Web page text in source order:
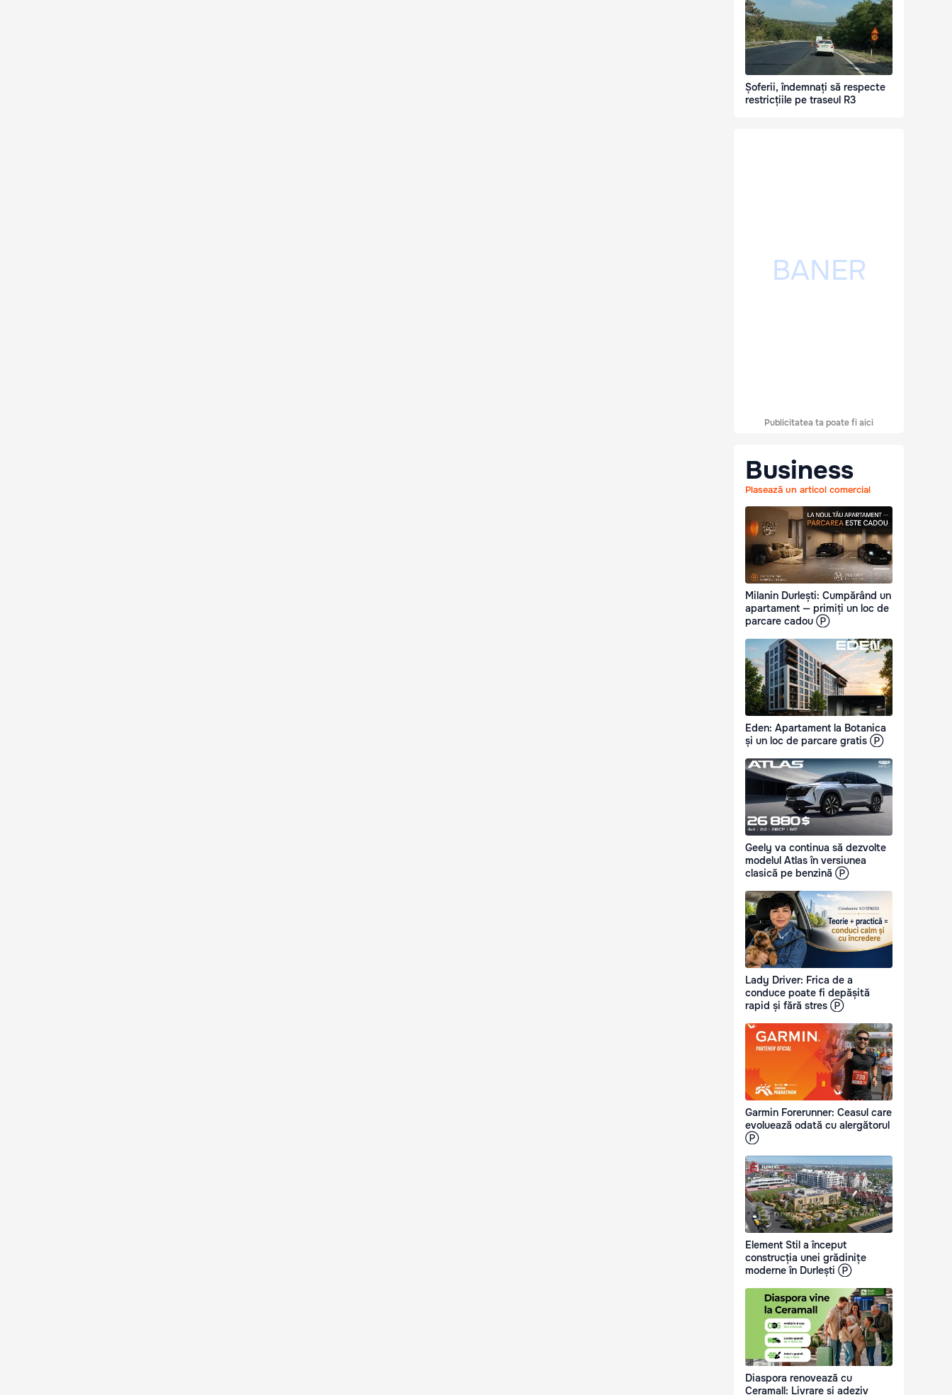
Șoferii, îndemnați să respecte
restricțiile pe traseul R3
Publicitatea ta poate fi aici
Business
Plasează un articol comercial
Milanin Durlești: Cumpărând un
apartament — primiți un loc de
parcare cadou Ⓟ
Eden: Apartament la Botanica
și un loc de parcare gratis Ⓟ
Geely va continua să dezvolte
modelul Atlas în versiunea
clasică pe benzină Ⓟ
Lady Driver: Frica de a
conduce poate fi depășită
rapid și fără stres Ⓟ
Garmin Forerunner: Ceasul care
evoluează odată cu alergătorul
Ⓟ
Element Stil a început
construcția unei grădinițe
moderne în Durlești Ⓟ
Diaspora renovează cu
Ceramall: Livrare și adeziv